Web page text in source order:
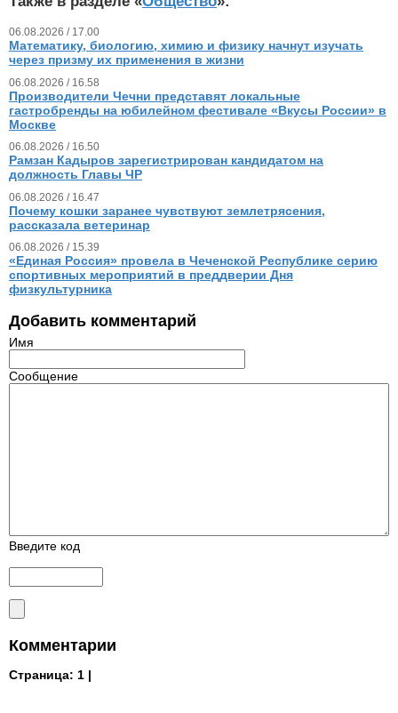
06.08.2026 / 17.00
Математику, биологию, химию и физику начнут изучать
через призму их применения в жизни
06.08.2026 / 16.58
Производители Чечни представят локальные
гастробренды на юбилейном фестивале «Вкусы России» в
Москве
06.08.2026 / 16.50
Рамзан Кадыров зарегистрирован кандидатом на
должность Главы ЧР
06.08.2026 / 16.47
Почему кошки заранее чувствуют землетрясения,
рассказала ветеринар
06.08.2026 / 15.39
«Единая Россия» провела в Чеченской Республике серию
спортивных мероприятий в преддверии Дня
физкультурника
Добавить комментарий
Имя
Сообщение
Введите код
Комментарии
Страница: 1 |